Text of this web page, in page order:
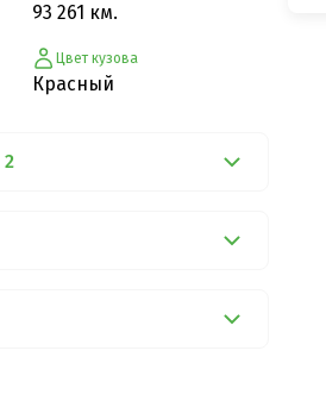
93 261 км.
Цвет кузова
Красный
2